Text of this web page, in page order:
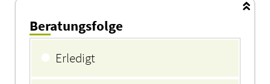
Beratungsfolge
● Erledigt